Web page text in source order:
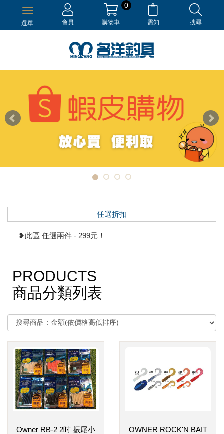
選單 會員 購物車
0
需知 搜尋
任選折扣
❥此區 任選兩件 - 299元！
PRODUCTS
商品分類列表
Owner RB-2 2吋 振尾小
OWNER ROCK'N BAIT